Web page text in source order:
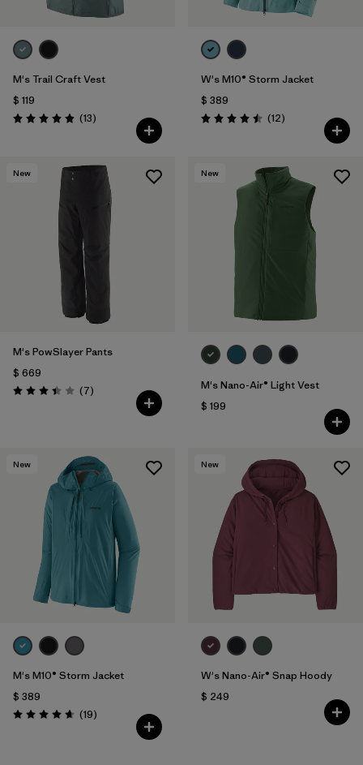
M's Trail Craft Vest
$ 119
Valoración: 4.9 / 5
(13Comentarios
)
W's M10® Storm Jacket
$ 389
Valoración: 4.5 / 5
(12Comentarios
)
New
M's PowSlayer Pants
$ 669
Valoración: 3.4 / 5
(7Comentarios
)
New
M's Nano-Air® Light Vest
$ 199
New
M's M10® Storm Jacket
$ 389
Valoración: 4.7 / 5
(19Comentarios
)
New
W's Nano-Air® Snap Hoody
$ 249